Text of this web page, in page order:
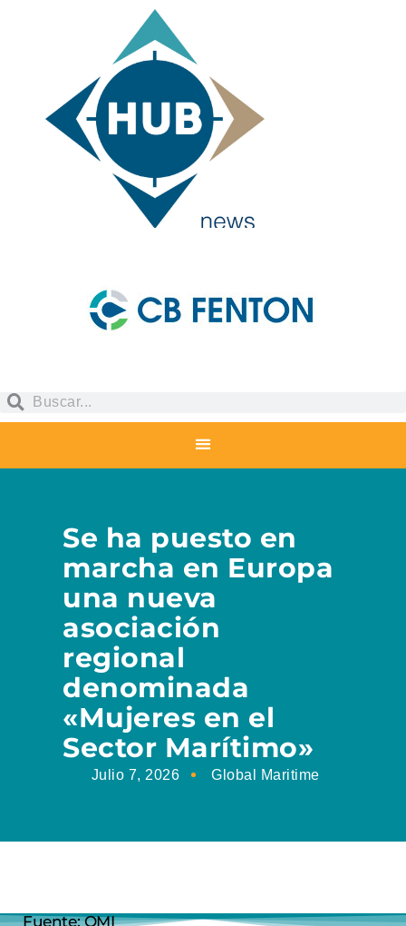
Se ha puesto en
marcha en Europa
una nueva
asociación
regional
denominada
«Mujeres en el
Sector Marítimo»
Julio 7, 2026 Global Maritime
Fuente: OMI